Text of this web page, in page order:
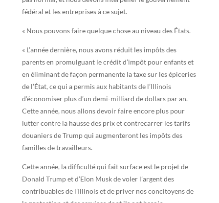
fédéral et les entreprises à ce sujet.
« Nous pouvons faire quelque chose au niveau des États.
« L’année dernière, nous avons réduit les impôts des
parents en promulguant le crédit d’impôt pour enfants et
en éliminant de façon permanente la taxe sur les épiceries
de l’État, ce qui a permis aux habitants de l’Illinois
d’économiser plus d’un demi-milliard de dollars par an.
Cette année, nous allons devoir faire encore plus pour
lutter contre la hausse des prix et contrecarrer les tarifs
douaniers de Trump qui augmenteront les impôts des
familles de travailleurs.
Cette année, la difficulté qui fait surface est le projet de
Donald Trump et d’Elon Musk de voler l’argent des
contribuables de l’Illinois et de priver nos concitoyens de